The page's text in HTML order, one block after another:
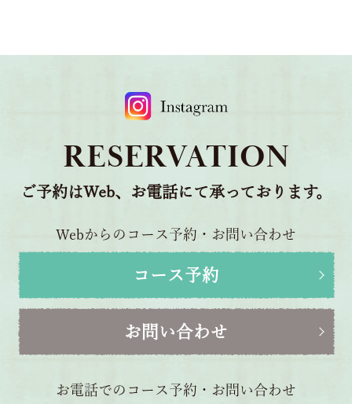
RESERVATION
ご予約はWeb、お電話にて承っております。
Webからのコース予約・お問い合わせ
コース予約
お問い合わせ
お電話でのコース予約・お問い合わせ